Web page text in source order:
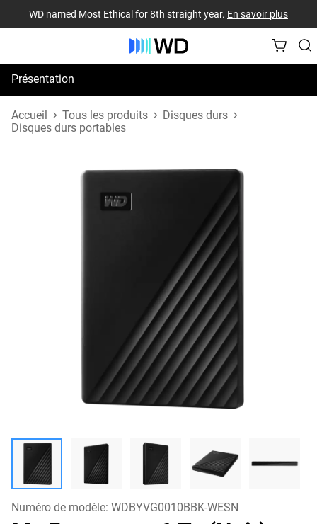
WD named Most Ethical for 8th straight year. En savoir plus
Présentation
Spécifications
Accueil Tous les produits
Disques durs
Disques durs portables
Numéro de modèle: WDBYVG0010BBK-WESN